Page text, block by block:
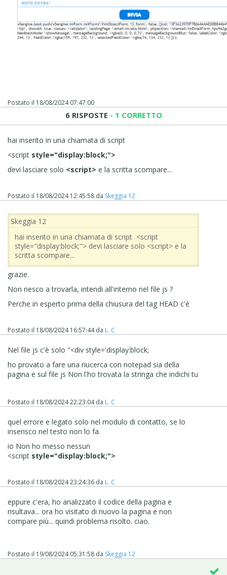
Postato il 18/08/2024 07:47:00
6 RISPOSTE - 1 CORRETTO
hai inserito in una chiamata di script
<script style="display:block;">
devi lasciare solo <script> e la scritta scompare...
Postato il 18/08/2024 12:45:58 da Skeggia 12
Skeggia 12
hai inserito in una chiamata di script <script
style="display:block;"> devi lasciare solo <script> e la
scritta scompare...
grazie.
Non riesco a trovarla, intendi all'interno nel file js ?
Perche in esperto prima della chiusura del tag HEAD c'è
Postato il 18/08/2024 16:57:44da L. C
Nel file js c'è solo "<div style='display:block;
ho provato a fare una riucerca con notepad sia della
pagina e sul file js Non l'ho trovata la stringa che indichi tu
Postato il 18/08/2024 22:23:04da L. C
quel errore e legato solo nel modulo di contatto, se lo
inserisco nel testo non lo fa.
io Non ho messo nessun
<script style="display:block;">
Postato il 18/08/2024 23:24:36 da L. C
eppure c'era, ho analizzato il codice della pagina e
risultava... ora ho visitato di nuovo la pagina e non
compare più... quindi problema risolto. ciao.
Postato il 19/08/2024 05:31:58 da Skeggia 12